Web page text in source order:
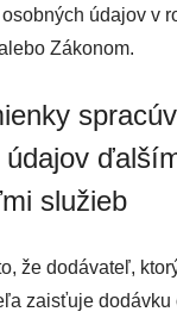
údajov v
Zákonom.
údajov
služieb
že dodávateľ,
zaisťuje